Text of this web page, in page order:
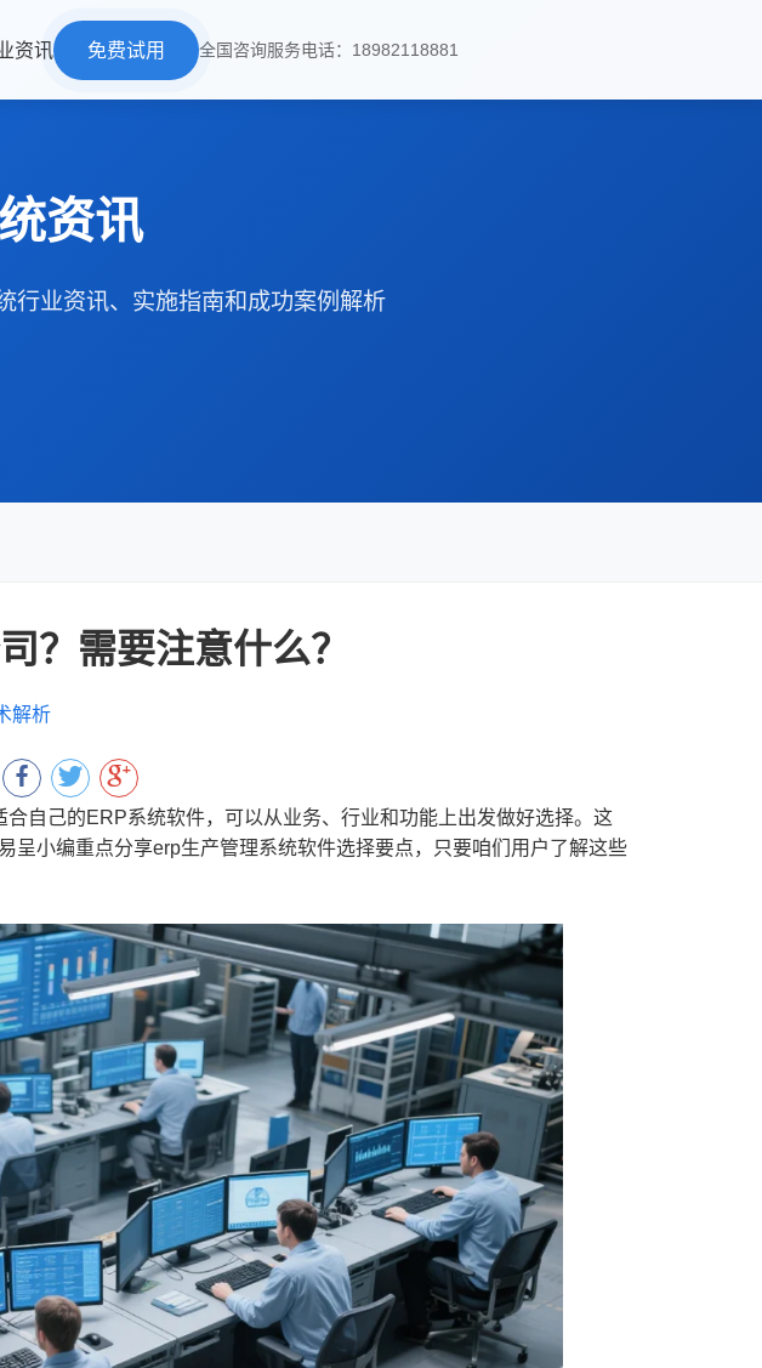
资讯 免费试用 全国咨询服务电话：18982118881
资讯
行业资讯、实施指南和成功案例解析
？需要注意什么？
解析
自己的ERP系统软件，可以从业务、行业和功能上出发做好选择。这
呈小编重点分享erp生产管理系统软件选择要点，只要咱们用户了解这些